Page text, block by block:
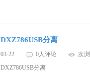
DXZ786USB分离
03-22 0人评论
次
DXZ786USB分离